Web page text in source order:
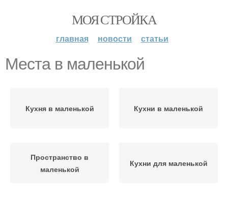
МОЯ СТРОЙКА
главная новости статьи
Места в маленькой
Кухня в маленькой Кухни в маленькой
Пространство в
маленькой
Кухни для маленькой